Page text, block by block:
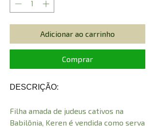
Adicionar ao carrinho
Comprar
DESCRIÇÃO:
Filha amada de judeus cativos na
Babilônia, Keren é vendida como serva